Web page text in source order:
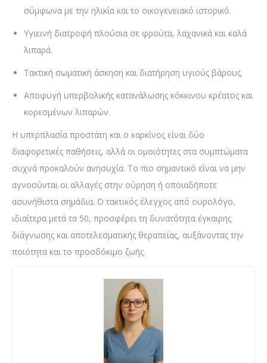
σύμφωνα με την ηλικία και το οικογενειακό ιστορικό.
Υγιεινή διατροφή πλούσια σε φρούτα, λαχανικά και καλά
λιπαρά.
Τακτική σωματική άσκηση και διατήρηση υγιούς βάρους.
Αποφυγή υπερβολικής κατανάλωσης κόκκινου κρέατος και
κορεσμένων λιπαρών.
Η υπερπλασία προστάτη και ο καρκίνος είναι δύο
διαφορετικές παθήσεις, αλλά οι ομοιότητες στα συμπτώματα
συχνά προκαλούν ανησυχία. Το πιο σημαντικό είναι να μην
αγνοούνται οι αλλαγές στην ούρηση ή οποιαδήποτε
ασυνήθιστα σημάδια. Ο τακτικός έλεγχος από ουρολόγο,
ιδιαίτερα μετά τα 50, προσφέρει τη δυνατότητα έγκαιρης
διάγνωσης και αποτελεσματικής θεραπείας, αυξάνοντας την
ποιότητα και το προσδόκιμο ζωής.